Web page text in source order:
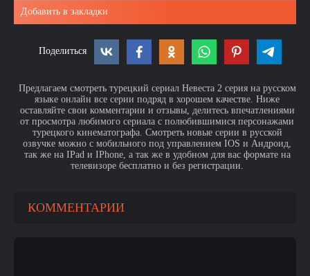
Добавить в закладки
Поделиться
Предлагаем смотреть турецкий сериал Невеста 2 серия на русском
языке онлайн все серии подряд в хорошем качестве. Ниже
оставляйте свои комментарии и отзывы, делитесь впечатлениями
от просмотра любимого сериала с полюбившимися персонажами
турецкого кинематографа. Смотреть новые серии в русской
озвучке можно с мобильного под управлением IOS и Андроид,
так же на IPad и IPhone, а так же в удобном для вас формате на
телевизоре бесплатно и без регистрации.
КОММЕНТАРИИ